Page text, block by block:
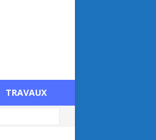
TRAVAUX